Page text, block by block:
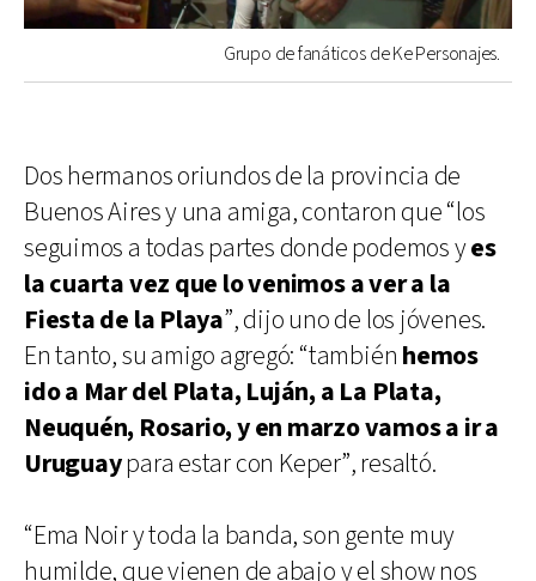
Grupo de fanáticos de Ke Personajes.
Dos hermanos oriundos de la provincia de
Buenos Aires y una amiga, contaron que “los
seguimos a todas partes donde podemos yes
la cuarta vez que lo venimos a ver a la
Fiesta de la Playa”, dijo uno de los jóvenes.
En tanto, su amigo agregó: “también hemos
ido a Mar del Plata, Luján, a La Plata,
Neuquén, Rosario, y en marzo vamos a ir a
Uruguaypara estar con Keper”, resaltó.
“Ema Noir y toda la banda, son gente muy
humilde, que vienen de abajo y el show nos